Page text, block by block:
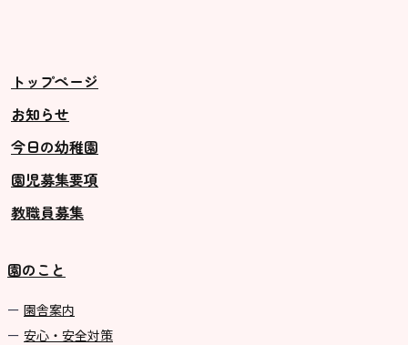
トップページ
お知らせ
今日の幼稚園
園児募集要項
教職員募集
園のこと
園舎案内
安心・安全対策